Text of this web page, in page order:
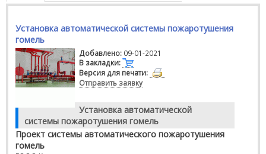
Установка автоматической системы пожаротушения
гомель
Добавлено: 09-01-2021
В закладки:
Версия для печати:
Отправить заявку
Установка автоматической
системы пожаротушения гомель
Проект системы автоматического пожаротушения
гомель